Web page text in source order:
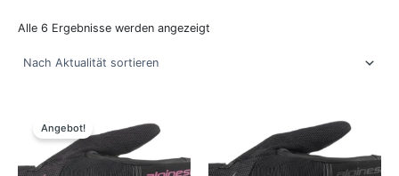
Alle 6 Ergebnisse werden angezeigt
Angebot!
war:
54,99 €
ist:
50,00 €.
mehrere
mehrere